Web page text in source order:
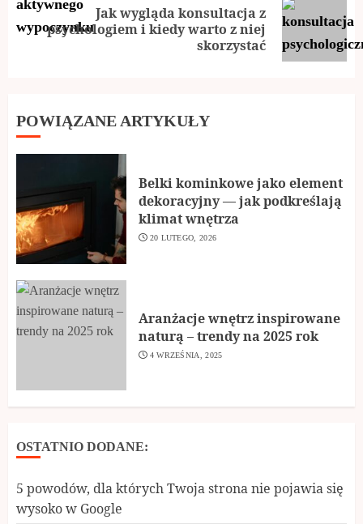
Next
Jak wygląda konsultacja z
psychologiem i kiedy warto z niej
skorzystać
POWIĄZANE ARTYKUŁY
Belki kominkowe jako element
dekoracyjny — jak podkreślają
klimat wnętrza
20 LUTEGO, 2026
Aranżacje wnętrz inspirowane
naturą – trendy na 2025 rok
4 WRZEŚNIA, 2025
OSTATNIO DODANE:
5 powodów, dla których Twoja strona nie pojawia się
wysoko w Google